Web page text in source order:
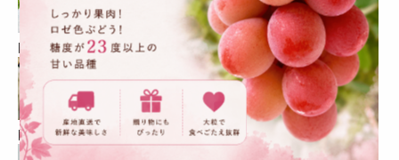
■菓子・スイーツ ■飲料
■ファッション・小物 ■生活雑貨